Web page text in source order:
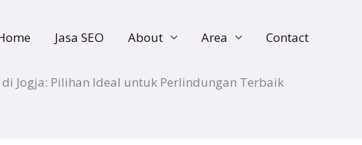
Jasa SEO About Area Contact
Jogja: Pilihan Ideal untuk Perlindungan Terbaik